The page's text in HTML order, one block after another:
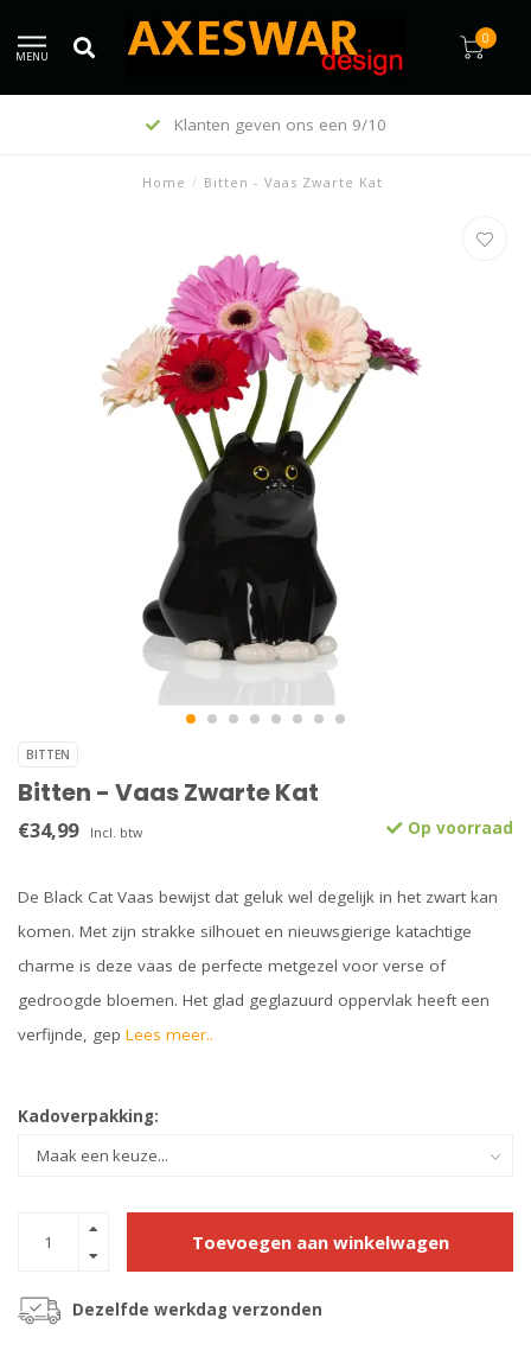
MENU
0
Klanten geven ons een 9/10
Home / Bitten - Vaas Zwarte Kat
BITTEN
Bitten - Vaas Zwarte Kat
€34,99 Incl. btw Op voorraad
De Black Cat Vaas bewijst dat geluk wel degelijk in het zwart kan
komen. Met zijn strakke silhouet en nieuwsgierige katachtige
charme is deze vaas de perfecte metgezel voor verse of
gedroogde bloemen. Het glad geglazuurd oppervlak heeft een
verfijnde, gep Lees meer..
Kadoverpakking:
Toevoegen aan winkelwagen
Dezelfde werkdag verzonden